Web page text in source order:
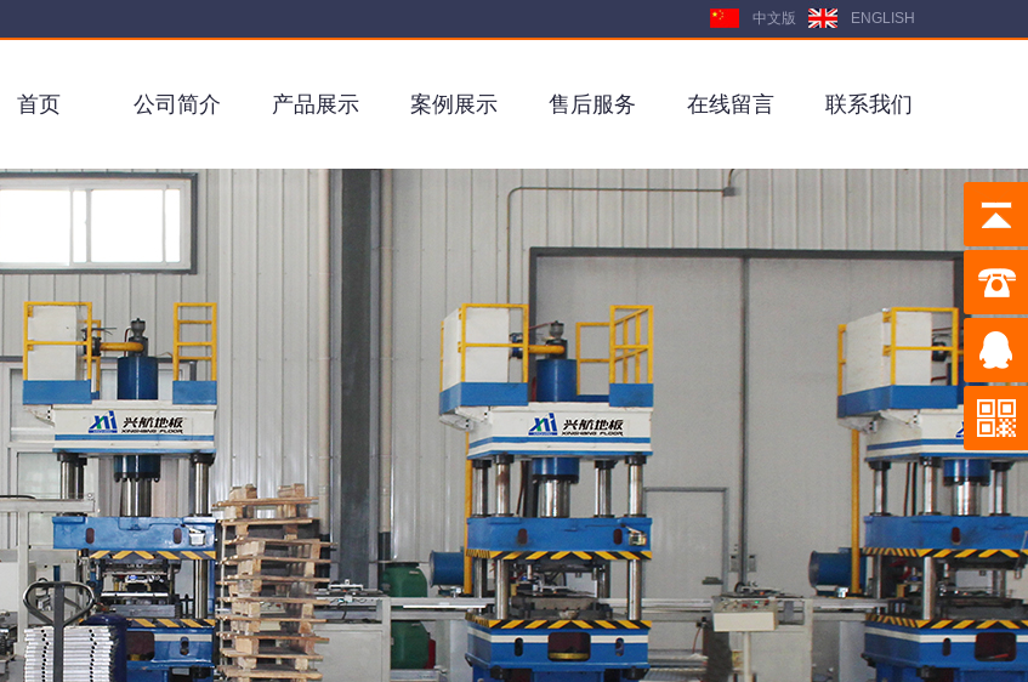
中文版 ENGLISH
首页 公司简介 产品展示 案例展示 售后服务 在线留言 联系我们